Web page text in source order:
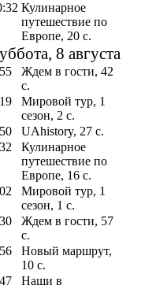
Кулинарное
путешествие по
Европе, 20 с.
8 августа
Ждем в гости, 42
с.
Мировой тур, 1
сезон, 2 с.
UAhistory, 27 с.
Кулинарное
путешествие по
Европе, 16 с.
Мировой тур, 1
сезон, 1 с.
Ждем в гости, 57
с.
Новый маршрут,
10 с.
Наши в